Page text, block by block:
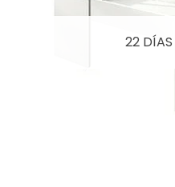
22 DÍAS